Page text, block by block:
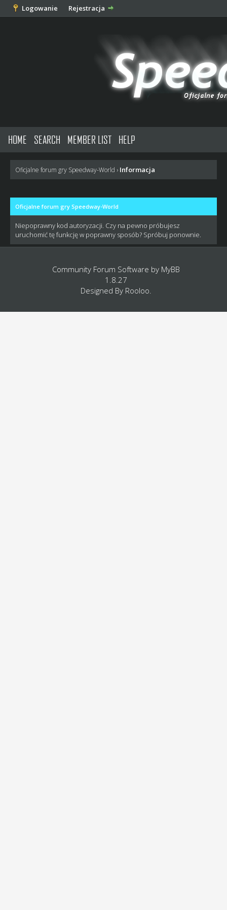
Logowanie Rejestracja
HOME SEARCH MEMBER LIST HELP
Oficjalne forum gry Speedway-World › Informacja
Oficjalne forum gry Speedway-World
Niepoprawny kod autoryzacji. Czy na pewno próbujesz
uruchomić tę funkcję w poprawny sposób? Spróbuj ponownie.
Community Forum Software by MyBB
1.8.27
Designed By Rooloo.